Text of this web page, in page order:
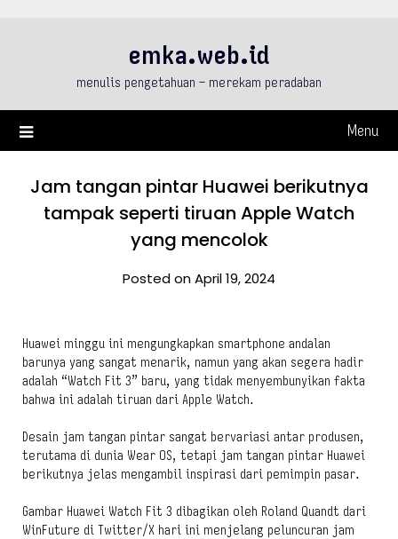
emka.web.id
menulis pengetahuan – merekam peradaban
Menu
Jam tangan pintar Huawei berikutnya
tampak seperti tiruan Apple Watch
yang mencolok
Posted on April 19, 2024
Huawei minggu ini mengungkapkan smartphone andalan
barunya yang sangat menarik, namun yang akan segera hadir
adalah “Watch Fit 3” baru, yang tidak menyembunyikan fakta
bahwa ini adalah tiruan dari Apple Watch.
Desain jam tangan pintar sangat bervariasi antar produsen,
terutama di dunia Wear OS, tetapi jam tangan pintar Huawei
berikutnya jelas mengambil inspirasi dari pemimpin pasar.
Gambar Huawei Watch Fit 3 dibagikan oleh Roland Quandt dari
WinFuture di Twitter/X hari ini menjelang peluncuran jam